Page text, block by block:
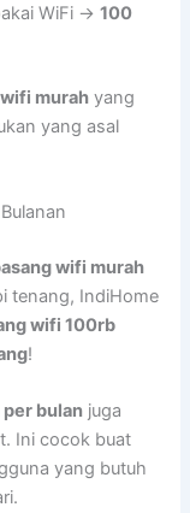
WiFi →100
murah yang
yang asal
wifi murah
tenang, IndiHome
wifi 100rb
!
bulan juga
Ini cocok buat
yang butuh